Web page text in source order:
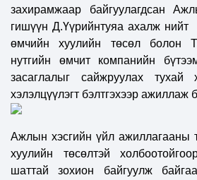
захирамжаар байгуулагдсан
гишүүн Д.Үүрийнтуяа ахалж
өмчийн хуулийн төсөл болон
нутгийн
өмчит компанийн
засаглалыг сайжруулах тухай
хэлэлцүүлэгт бэлтгэхээр ажиллаж
Ажлын хэсгийн үйл ажиллагааны
хуулийн төсөлтэй
шаттай зохион байгуулж